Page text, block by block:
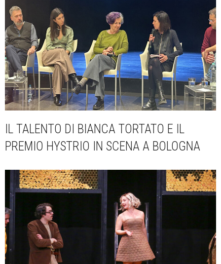
IL TALENTO DI BIANCA TORTATO E IL
PREMIO HYSTRIO IN SCENA A BOLOGNA